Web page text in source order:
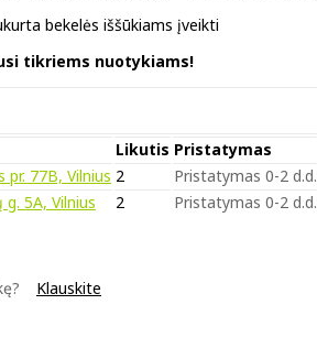
bekelės iššūkiams įveikti
tikriems nuotykiams!
Likutis Pristatymas
77B, Vilnius 2
Pristatymas 0-2 d.d.
5A, Vilnius
2 Pristatymas 0-2 d.d.
Klauskite